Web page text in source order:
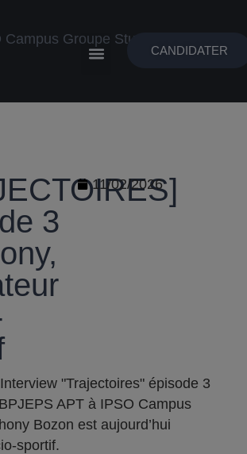
CANDIDATER
3
11/02/2026
APT à IPSO Campus
Bozon est aujourd’hui
sportif.